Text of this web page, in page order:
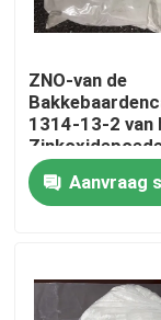
Huis
Video's
ZNO-van de
1314-13-2 van
Tetrapod
Rubber de
Aanvraag